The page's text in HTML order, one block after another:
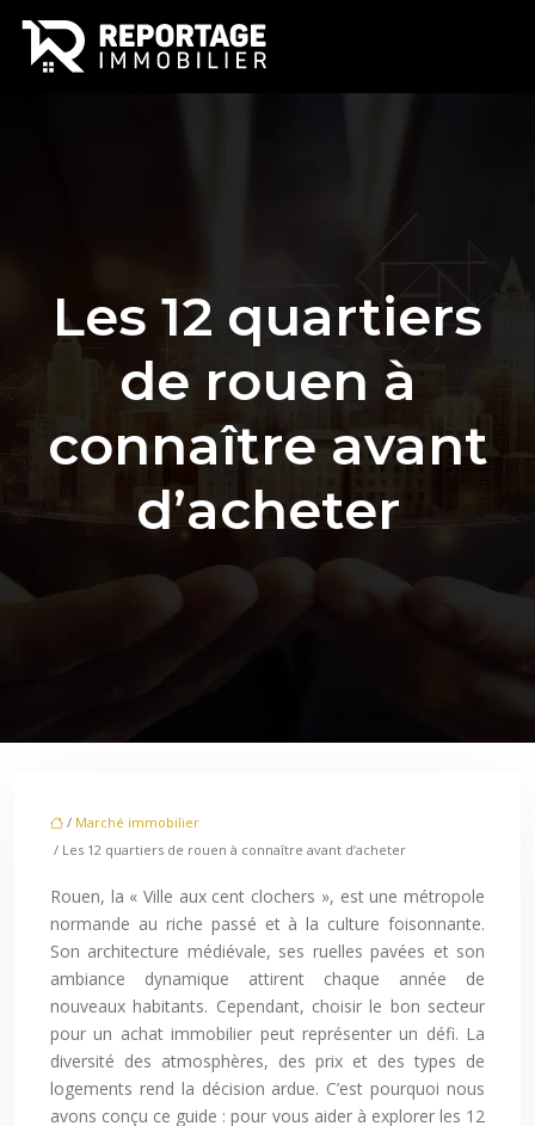
Les 12 quartiers
de rouen à
connaître avant
d’acheter
/ Marché immobilier
/ Les 12 quartiers de rouen à connaître avant d’acheter
Rouen, la « Ville aux cent clochers », est une métropole
normande au riche passé et à la culture foisonnante.
Son architecture médiévale, ses ruelles pavées et son
ambiance dynamique attirent chaque année de
nouveaux habitants. Cependant, choisir le bon secteur
pour un achat immobilier peut représenter un défi. La
diversité des atmosphères, des prix et des types de
logements rend la décision ardue. C’est pourquoi nous
avons conçu ce guide : pour vous aider à explorer les 12